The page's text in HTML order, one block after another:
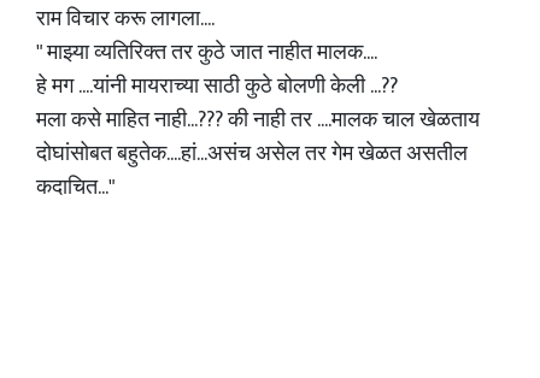
राम विचार करू लागला....
" माझ्या व्यतिरिक्त तर कुठे जात नाहीत मालक....
हे मग ....यांनी मायराच्या साठी कुठे बोलणी केली ...??
मला कसे माहित नाही...??? की नाही तर ....मालक चाल खेळताय
दोघांसोबत बहुतेक....हां...असंच असेल तर गेम खेळत असतील
कदाचित..."